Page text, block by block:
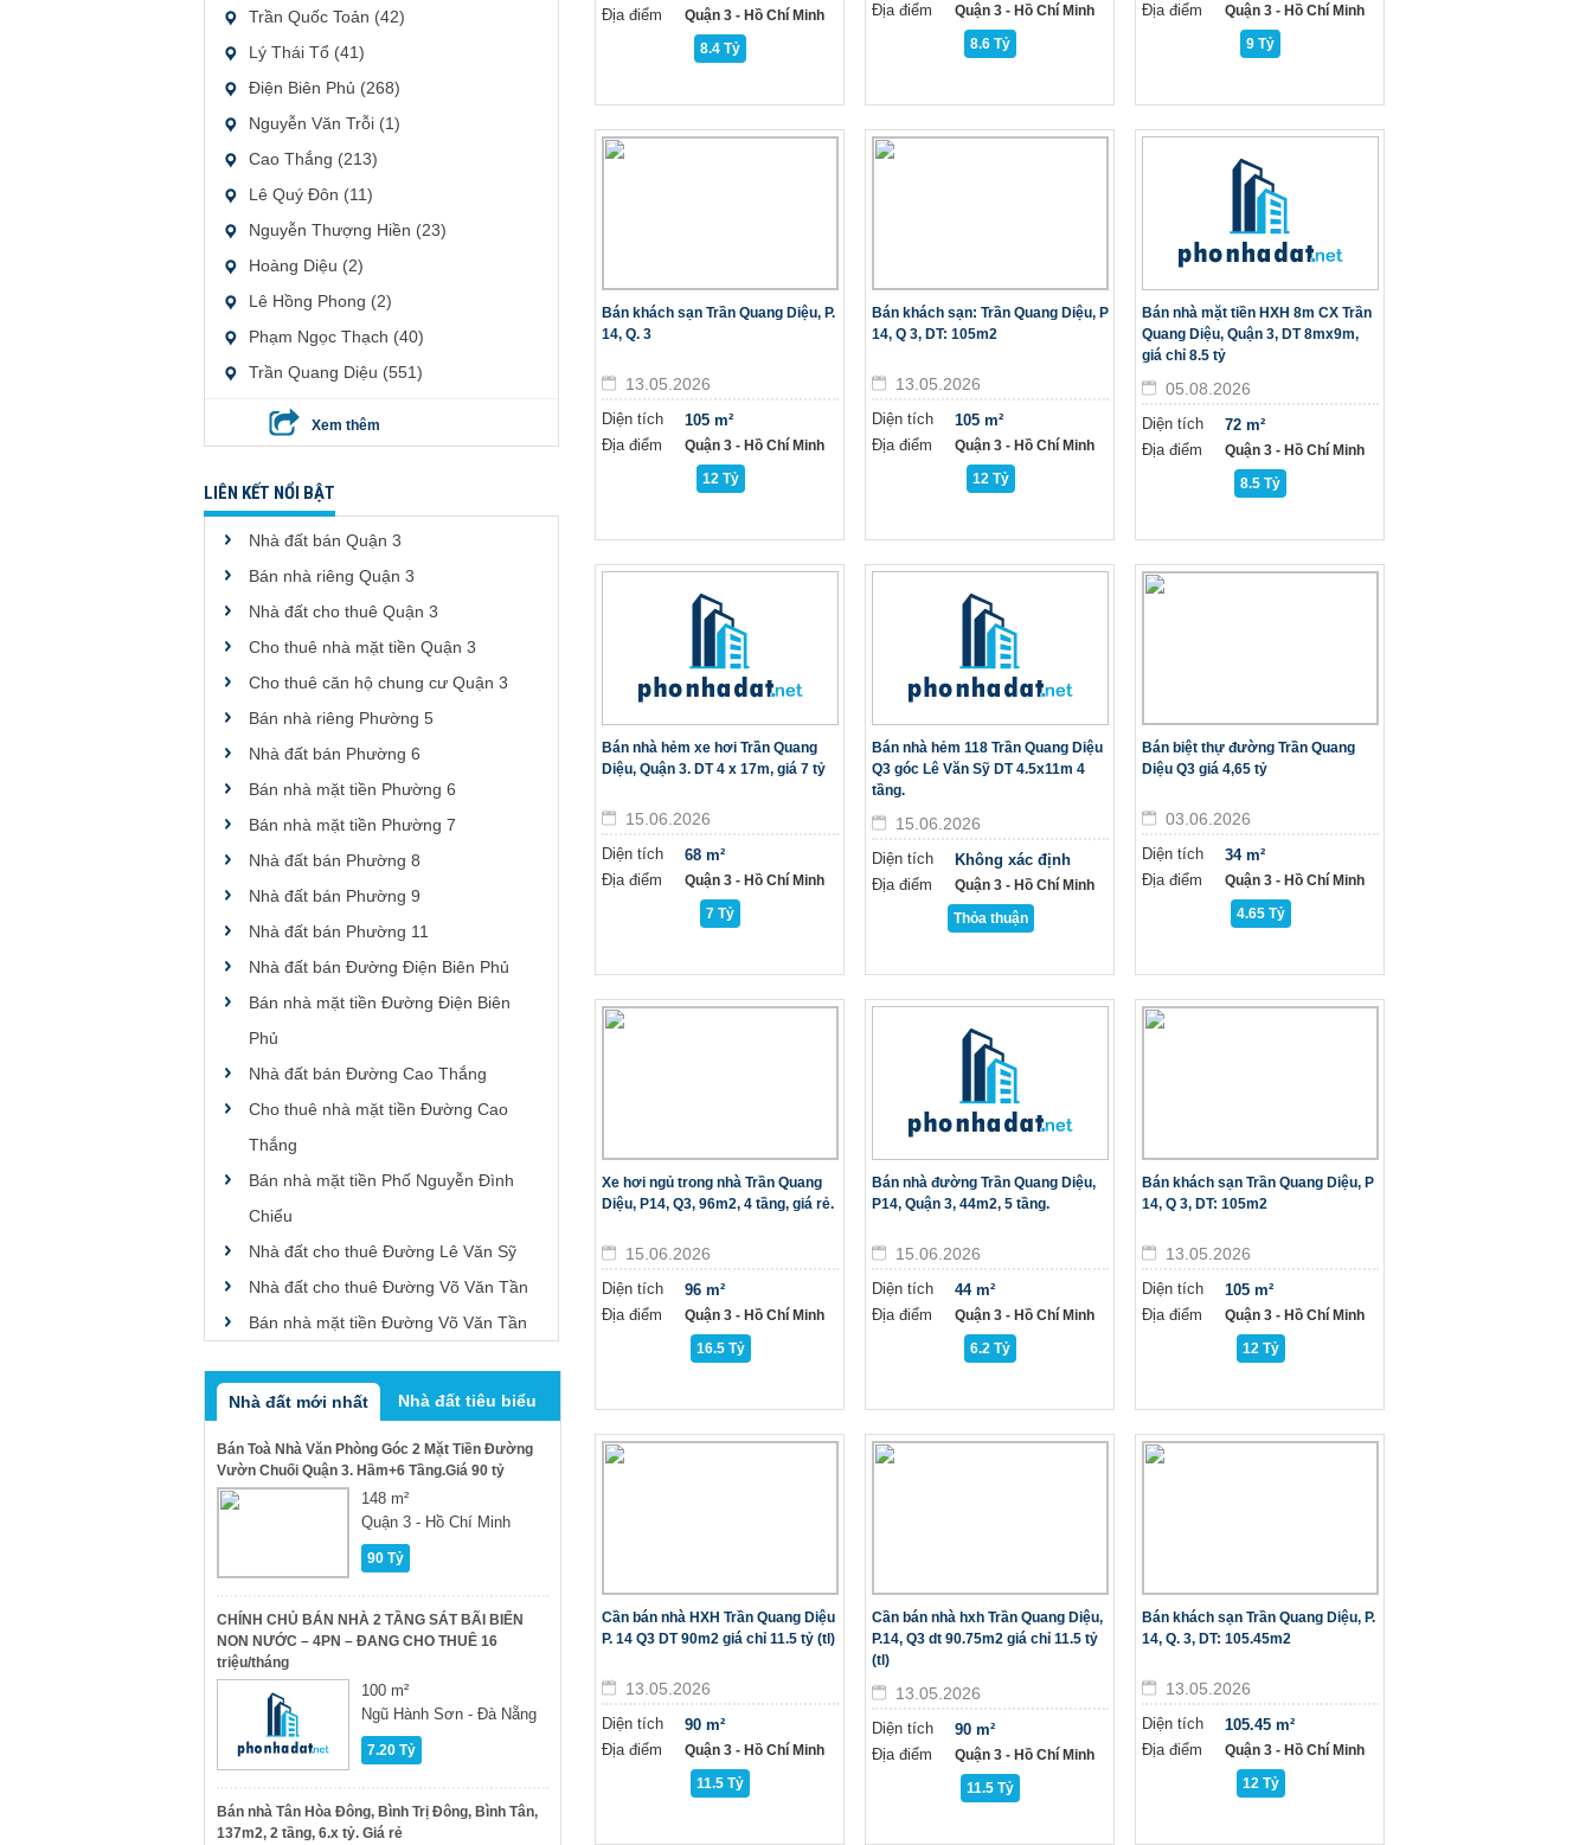
Trần Quốc Toản (42)
Lý Thái Tổ (41)
Điện Biên Phủ (268)
Nguyễn Văn Trỗi (1)
Cao Thắng (213)
Lê Quý Đôn (11)
Nguyễn Thượng Hiền (23)
Hoàng Diệu (2)
Lê Hồng Phong (2)
Phạm Ngọc Thạch (40)
Trần Quang Diệu (551)
Xem thêm
LIÊN KẾT NỔI BẬT
Nhà đất bán Quận 3
Bán nhà riêng Quận 3
Nhà đất cho thuê Quận 3
Cho thuê nhà mặt tiền Quận 3
Cho thuê căn hộ chung cư Quận 3
Bán nhà riêng Phường 5
Nhà đất bán Phường 6
Bán nhà mặt tiền Phường 6
Bán nhà mặt tiền Phường 7
Nhà đất bán Phường 8
Nhà đất bán Phường 9
Nhà đất bán Phường 11
Nhà đất bán Đường Điện Biên Phủ
Bán nhà mặt tiền Đường Điện Biên
Phủ
Nhà đất bán Đường Cao Thắng
Cho thuê nhà mặt tiền Đường Cao
Thắng
Bán nhà mặt tiền Phố Nguyễn Đình
Chiểu
Nhà đất cho thuê Đường Lê Văn Sỹ
Nhà đất cho thuê Đường Võ Văn Tần
Bán nhà mặt tiền Đường Võ Văn Tần
Nhà đất mới nhất Nhà đất tiêu biểu
Bán Toà Nhà Văn Phòng Góc 2 Mặt Tiền Đường
Vườn Chuối Quận 3. Hầm+6 Tầng.Giá 90 tỷ
148 m²
Quận 3 - Hồ Chí Minh
90 Tỷ
CHÍNH CHỦ BÁN NHÀ 2 TẦNG SÁT BÃI BIỂN
NON NƯỚC – 4PN – ĐANG CHO THUÊ 16
triệu/tháng
100 m²
Ngũ Hành Sơn - Đà Nẵng
7.20 Tỷ
Bán nhà Tân Hòa Đông, Bình Trị Đông, Bình Tân,
137m2, 2 tầng, 6.x tỷ. Giá rẻ
Địa điểm
Quận 3 - Hồ Chí Minh
8.4 Tỷ
Địa điểm
Quận 3 - Hồ Chí Minh
8.6 Tỷ
Địa điểm
Quận 3 - Hồ Chí Minh
9 Tỷ
Bán khách sạn Trần Quang Diệu, P.
14, Q. 3
13.05.2026
Diện tích
Địa điểm
105 m²
Quận 3 - Hồ Chí Minh
12 Tỷ
Bán khách sạn: Trần Quang Diệu, P
14, Q 3, DT: 105m2
13.05.2026
Diện tích
Địa điểm
105 m²
Quận 3 - Hồ Chí Minh
12 Tỷ
Bán nhà mặt tiền HXH 8m CX Trần
Quang Diệu, Quận 3, DT 8mx9m,
giá chỉ 8.5 tỷ
05.08.2026
Diện tích
Địa điểm
72 m²
Quận 3 - Hồ Chí Minh
8.5 Tỷ
Bán nhà hẻm xe hơi Trần Quang
Diệu, Quận 3. DT 4 x 17m, giá 7 tỷ
15.06.2026
Diện tích
Địa điểm
68 m²
Quận 3 - Hồ Chí Minh
7 Tỷ
Bán nhà hẻm 118 Trần Quang Diệu
Q3 góc Lê Văn Sỹ DT 4.5x11m 4
tầng.
15.06.2026
Diện tích
Địa điểm
Không xác định
Quận 3 - Hồ Chí Minh
Thỏa thuận
Bán biệt thự đường Trần Quang
Diệu Q3 giá 4,65 tỷ
03.06.2026
Diện tích
Địa điểm
34 m²
Quận 3 - Hồ Chí Minh
4.65 Tỷ
Xe hơi ngủ trong nhà Trần Quang
Diệu, P14, Q3, 96m2, 4 tầng, giá rẻ.
15.06.2026
Diện tích
Địa điểm
96 m²
Quận 3 - Hồ Chí Minh
16.5 Tỷ
Bán nhà đường Trần Quang Diệu,
P14, Quận 3, 44m2, 5 tầng.
15.06.2026
Diện tích
Địa điểm
44 m²
Quận 3 - Hồ Chí Minh
6.2 Tỷ
Bán khách sạn Trần Quang Diệu, P
14, Q 3, DT: 105m2
13.05.2026
Diện tích
Địa điểm
105 m²
Quận 3 - Hồ Chí Minh
12 Tỷ
Cần bán nhà HXH Trần Quang Diệu
P. 14 Q3 DT 90m2 giá chỉ 11.5 tỷ (tl)
13.05.2026
Diện tích
Địa điểm
90 m²
Quận 3 - Hồ Chí Minh
11.5 Tỷ
Cần bán nhà hxh Trần Quang Diệu,
P.14, Q3 dt 90.75m2 giá chỉ 11.5 tỷ
(tl)
13.05.2026
Diện tích
Địa điểm
90 m²
Quận 3 - Hồ Chí Minh
11.5 Tỷ
Bán khách sạn Trần Quang Diệu, P.
14, Q. 3, DT: 105.45m2
13.05.2026
Diện tích
Địa điểm
105.45 m²
Quận 3 - Hồ Chí Minh
12 Tỷ